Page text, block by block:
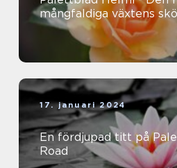
mångfaldiga växtens
17. januari 2024
En fördjupad titt på
Road